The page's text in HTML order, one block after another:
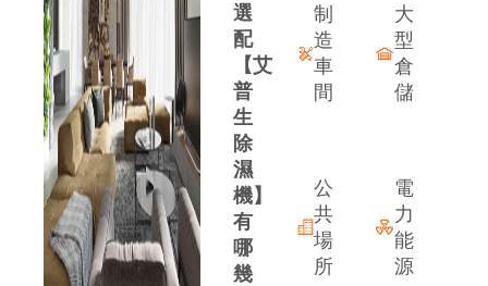
選
配
【艾
普
生
除
濕
機】
有
哪
幾
制
造
車
間
大
型
倉
儲
公
共
場
所
電
力
能
源